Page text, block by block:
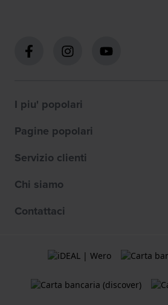
I piu' popolari
Pagine popolari
Servizio clienti
Chi siamo
Contattaci